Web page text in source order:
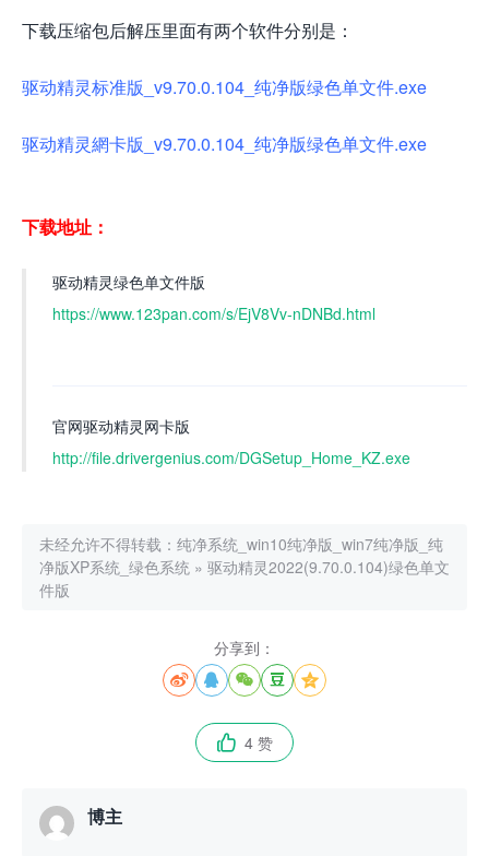
下载压缩包后解压里面有两个软件分别是：
驱动精灵标准版_v9.70.0.104_纯净版绿色单文件.exe
驱动精灵網卡版_v9.70.0.104_纯净版绿色单文件.exe
下载地址 ：
驱动精灵绿色单文件版
https://www.123pan.com/s/EjV8Vv-nDNBd.html
官网驱动精灵网卡版
http://file.drivergenius.com/DGSetup_Home_KZ.exe
未经允许不得转载： 纯净系统_win10纯净版_win7纯净版_纯
净版XP系统_绿色系统 » 驱动精灵2022(9.70.0.104)绿色单文
件版
分享到：
    
 4 赞
博主